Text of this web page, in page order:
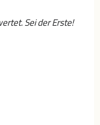
Sei der Erste!